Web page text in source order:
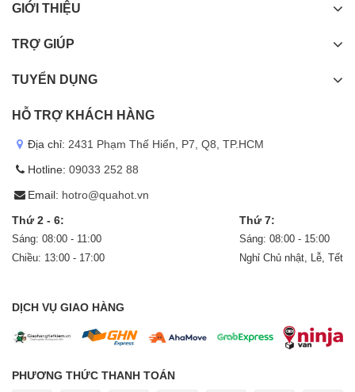
GIỚI THIỆU
TRỢ GIÚP
TUYỂN DỤNG
HỖ TRỢ KHÁCH HÀNG
Địa chỉ: 2431 Phạm Thế Hiển, P7, Q8, TP.HCM
Hotline: 09033 252 88
Email: hotro@quahot.vn
Thứ 2 - 6:
Sáng: 08:00 - 11:00
Chiều: 13:00 - 17:00
Thứ 7:
Sáng: 08:00 - 15:00
Nghỉ Chủ nhật, Lễ, Tết
DỊCH VỤ GIAO HÀNG
PHƯƠNG THỨC THANH TOÁN